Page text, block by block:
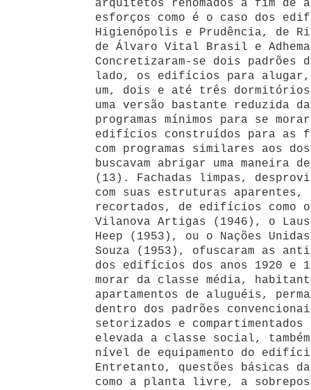
arquitetos renomados a fim de
esforços como é o caso dos
Higienópolis e Prudência, de
de Álvaro Vital Brasil e
Concretizaram-se dois padrões
lado, os edifícios para alugar,
um, dois e até três dormitórios
uma versão bastante reduzida
programas mínimos para se
edifícios construídos para as
com programas similares aos
buscavam abrigar uma maneira
(13). Fachadas limpas,
com suas estruturas aparentes,
recortados, de edifícios como
Vilanova Artigas (1946), o
Heep (1953), ou o Nações
Souza (1953), ofuscaram as
dos edifícios dos anos 1920 e
morar da classe média,
apartamentos de aluguéis,
dentro dos padrões
setorizados e
elevada a classe social,
nível de equipamento do
Entretanto, questões básicas
como a planta livre, a